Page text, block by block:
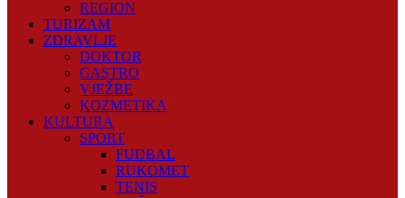
REGION
TURIZAM
ZDRAVLJE
DOKTOR
GASTRO
VJEŽBE
KOZMETIKA
KULTURA
SPORT
FUDBAL
RUKOMET
TENIS